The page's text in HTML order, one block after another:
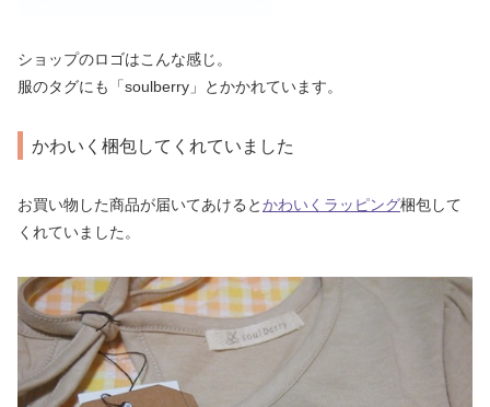
ショップのロゴはこんな感じ。
服のタグにも「soulberry」とかかれています。
かわいく梱包してくれていました
お買い物した商品が届いてあけるとかわいくラッピング梱包して
くれていました。